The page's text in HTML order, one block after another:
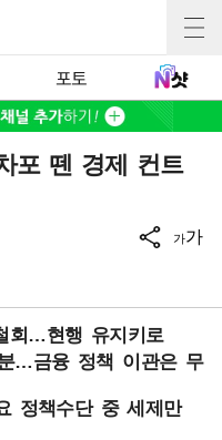
포토
포 뗀 경제 컨트
가가
회…현행 유지키로
…금융 정책 이관은 무
정책수단 중 세제만